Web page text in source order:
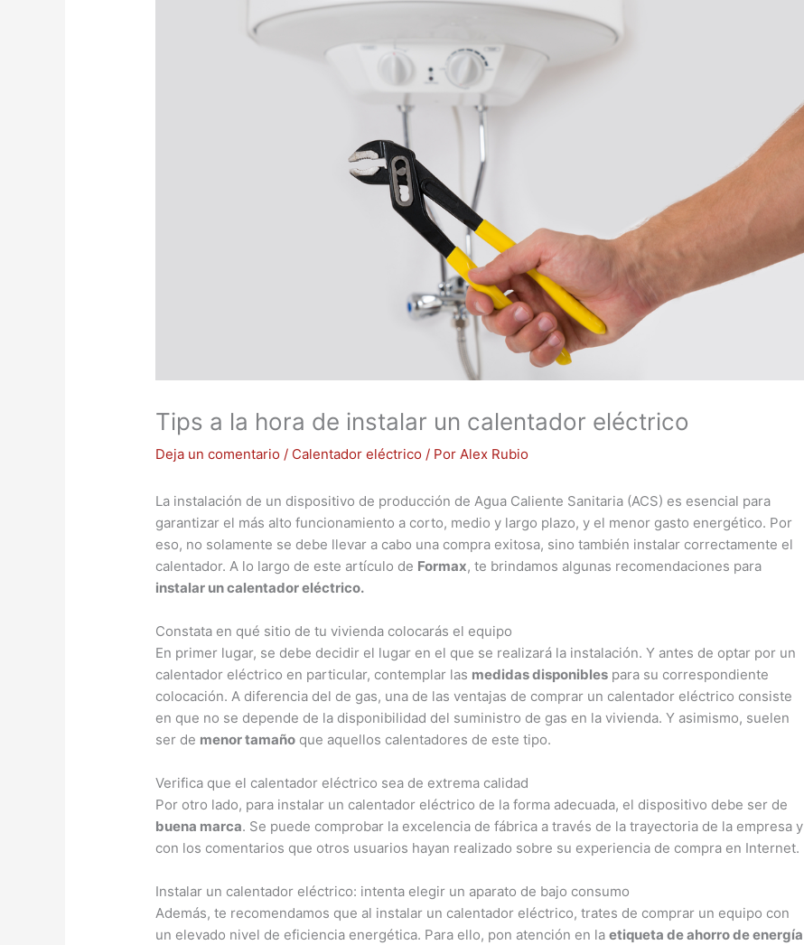
Tips a la hora de instalar un calentador eléctrico
Deja un comentario / Calentador eléctrico / PorAlex Rubio
La instalación de un dispositivo de producción de Agua Caliente Sanitaria (ACS) es esencial para
garantizar el más alto funcionamiento a corto, medio y largo plazo, y el menor gasto energético. Por
eso, no solamente se debe llevar a cabo una compra exitosa, sino también instalar correctamente el
calentador. A lo largo de este artículo de Formax, te brindamos algunas recomendaciones para
instalar un calentador eléctrico.
Constata en qué sitio de tu vivienda colocarás el equipo
En primer lugar, se debe decidir el lugar en el que se realizará la instalación. Y antes de optar por un
calentador eléctrico en particular, contemplar las medidas disponibles para su correspondiente
colocación. A diferencia del de gas, una de las ventajas de comprar un calentador eléctrico consiste
en que no se depende de la disponibilidad del suministro de gas en la vivienda. Y asimismo, suelen
ser de menor tamaño que aquellos calentadores de este tipo.
Verifica que el calentador eléctrico sea de extrema calidad
Por otro lado, para instalar un calentador eléctrico de la forma adecuada, el dispositivo debe ser de
buena marca. Se puede comprobar la excelencia de fábrica a través de la trayectoria de la empresa y
con los comentarios que otros usuarios hayan realizado sobre su experiencia de compra en Internet.
Instalar un calentador eléctrico: intenta elegir un aparato de bajo consumo
Además, te recomendamos que al instalar un calentador eléctrico, trates de comprar un equipo con
un elevado nivel de eficiencia energética. Para ello, pon atención en laetiqueta de ahorro de energía